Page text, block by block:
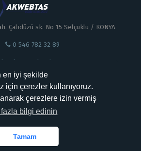
en iyi şekilde
için çerezler kullanıyoruz.
çerezlere izin vermiş
fazla bilgi edinin
Tamam
Çalıdüzü sk. No 15 Selçuklu / KONYA
0 546 782 32 89
Ödemeler